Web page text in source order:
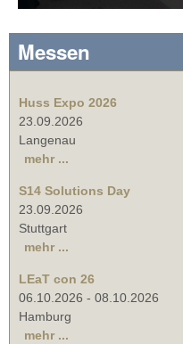
Messen
Huss Expo 2026
23.09.2026
Langenau
mehr ...
S14 Solutions Day
23.09.2026
Stuttgart
mehr ...
LEaT con 26
06.10.2026 - 08.10.2026
Hamburg
mehr ...